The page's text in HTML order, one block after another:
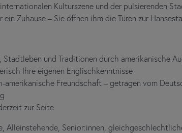
Kulturszene und der pulsierenden
Zuhause – Sie öffnen ihm die Türen zur
und Traditionen durch amerikanische
Ihre eigenen Englischkenntnisse
Freundschaft – getragen vom
zur Seite
Alleinstehende, Senior:innen,